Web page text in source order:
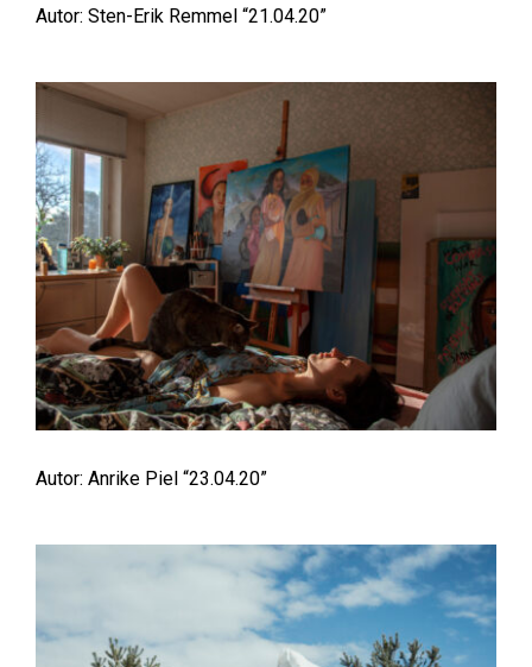
Autor: Sten-Erik Remmel “21.04.20”
Autor: Anrike Piel “23.04.20”